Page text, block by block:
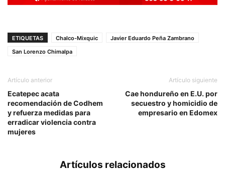
ETIQUETAS Chalco-Mixquic
Javier Eduardo Peña Zambrano
San Lorenzo Chimalpa
Artículo anterior
Ecatepec acata
recomendación de Codhem
y refuerza medidas para
erradicar violencia contra
mujeres
Artículo siguiente
Cae hondureño en E.U. por
secuestro y homicidio de
empresario en Edomex
Artículos relacionados